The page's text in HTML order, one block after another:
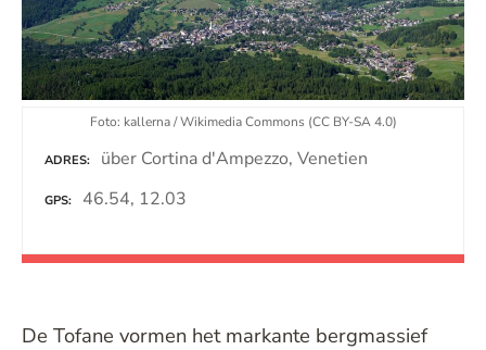
Foto: kallerna / Wikimedia Commons (CC BY-SA 4.0)
ADRES über Cortina d'Ampezzo, Venetien
GPS 46.54, 12.03
De Tofane vormen het markante bergmassief